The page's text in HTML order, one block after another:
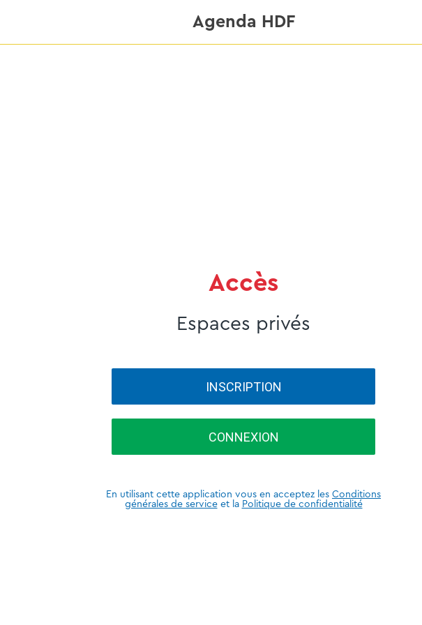
Agenda HDF
Accès
Espaces privés
INSCRIPTION
CONNEXION
En utilisant cette application vous en acceptez les Conditions
générales de serviceet la Politique de confidentialité